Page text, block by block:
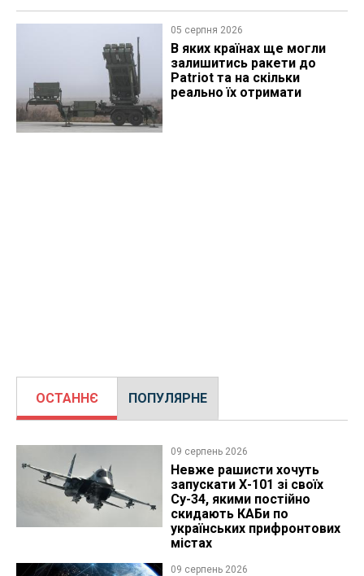
05 серпня 2026
В яких країнах ще могли
залишитись ракети до
Patriot та на скільки
реально їх отримати
ОСТАННЄ ПОПУЛЯРНЕ
09 серпень 2026
Невже рашисти хочуть
запускати Х-101 зі своїх
Су-34, якими постійно
скидають КАБи по
українських прифронтових
містах
09 серпень 2026